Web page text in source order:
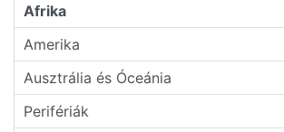
Afrika
Amerika
Ausztrália és Óceánia
Perifériák